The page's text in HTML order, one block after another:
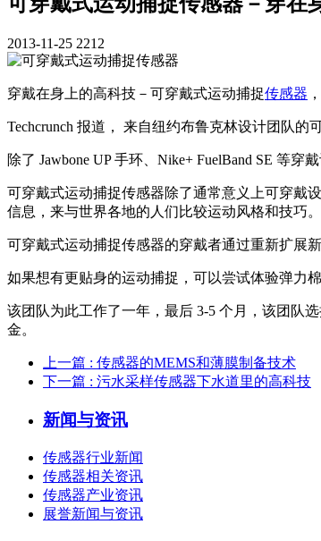
2013-11-25 2212
穿戴在身上的高科技－可穿戴式运动捕捉传感器
Techcrunch 报道， 来自纽约布鲁克林设计团队
除了 Jawbone UP 手环、Nike+ FuelBand SE 等穿
可穿戴式运动捕捉传感器除了通常意义上可穿戴
信息，来与世界各地的人们比较运动风格和技巧。
可穿戴式运动捕捉传感器的穿戴者通过重新扩展
如果想有更贴身的运动捕捉，可以尝试体验弹力
该团队为此工作了一年，最后 3-5 个月，该团队
金。
上一篇 : 传感器的MEMS和薄膜制备技术
下一篇 : 污水采样传感器下水道里的高科技
新闻与资讯
传感器行业新闻
传感器相关资讯
传感器产业资讯
展誉新闻与资讯